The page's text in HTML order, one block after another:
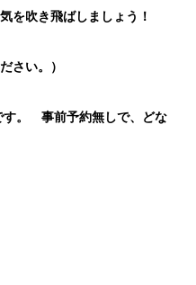
を吹き飛ばしましょう！
さい。）
す。 事前予約無しで、どな